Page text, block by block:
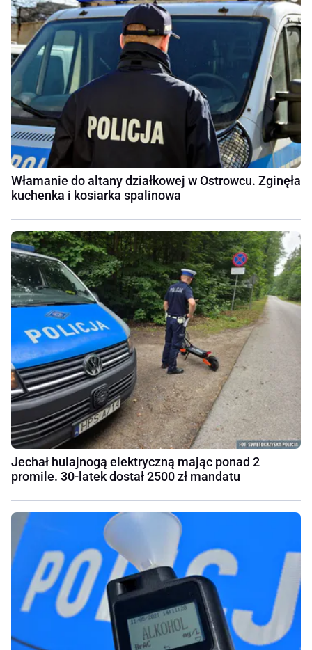
Włamanie do altany działkowej w Ostrowcu. Zginęła
kuchenka i kosiarka spalinowa
Jechał hulajnogą elektryczną mając ponad 2
promile. 30-latek dostał 2500 zł mandatu